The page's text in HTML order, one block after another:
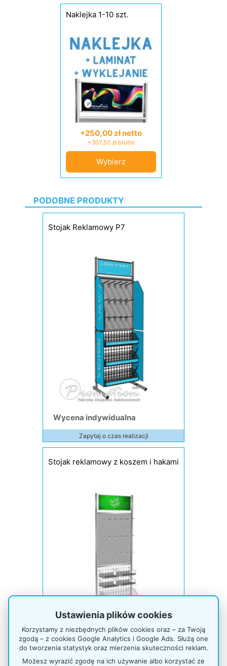
Naklejka 1-10 szt.
+250,00 zł netto
+307,50 zł brutto
Wybierz
PODOBNE PRODUKTY
Stojak Reklamowy P7
Wycena indywidualna
Zapytaj o czas realizacji
Stojak reklamowy z koszem i hakami
899,00 zł netto
1 105,77 zł brutto
Ustawienia plików cookies
Korzystamy z niezbędnych plików cookies oraz – za Twoją
zgodą – z cookies Google Analytics i Google Ads. Służą one
do tworzenia statystyk oraz mierzenia skuteczności reklam.
Możesz wyrazić zgodę na ich używanie albo korzystać ze